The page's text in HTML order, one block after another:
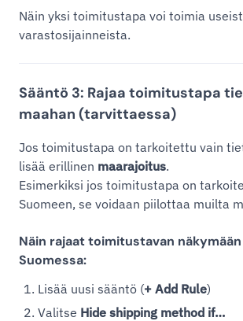
Näin yksi toimitustapa voi toimia
varastosijainneista.
Sääntö 3: Rajaa toimitustapa
maahan (tarvittaessa)
Jos toimitustapa on tarkoitettu vain
lisää erillinen maarajoitus.
Esimerkiksi jos toimitustapa on
Suomeen, se voidaan piilottaa muilta
Näin rajaat toimitustavan näkymään
Suomessa:
Lisää uusi sääntö (+ Add Rule)
Valitse Hide shipping method if…